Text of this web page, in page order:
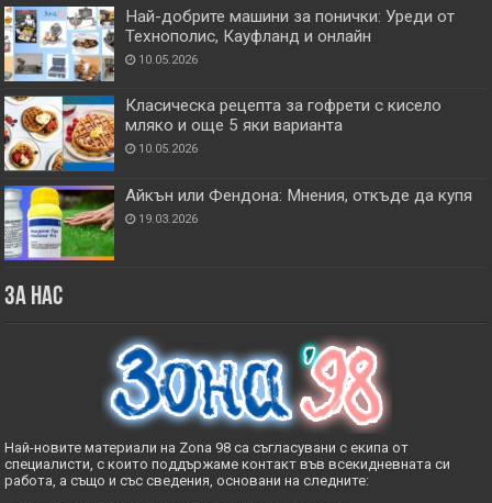
Най-добрите машини за понички: Уреди от
Технополис, Кауфланд и онлайн
10.05.2026
Класическа рецепта за гофрети с кисело
мляко и още 5 яки варианта
10.05.2026
Айкън или Фендона: Мнения, откъде да купя
19.03.2026
За нас
Най-новите материали на Zona 98 са съгласувани с екипа от
специалисти, с които поддържаме контакт във всекидневната си
работа, а също и със сведения, основани на следните: